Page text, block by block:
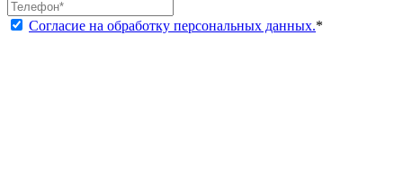
Согласие на обработку персональных данных.*